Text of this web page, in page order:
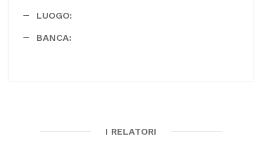
LUOGO:
BANCA:
I RELATORI